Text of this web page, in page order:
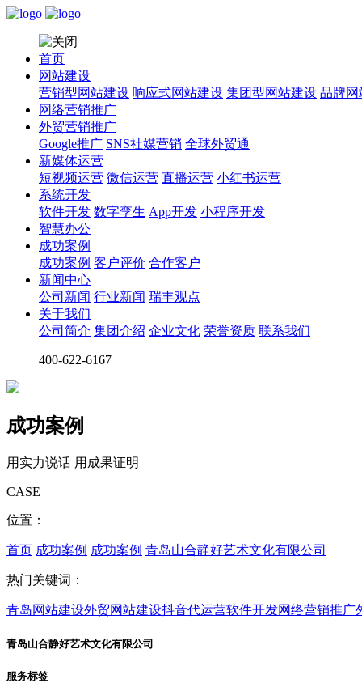
首页
网站建设
营销型网站建设 响应式网站建设 集团型网站建设 品牌网
网络营销推广
外贸营销推广
Google推广 SNS社媒营销 全球外贸通
新媒体运营
短视频运营 微信运营 直播运营 小红书运营
系统开发
软件开发 数字孪生 App开发 小程序开发
智慧办公
成功案例
成功案例 客户评价 合作客户
新闻中心
公司新闻 行业新闻 瑞丰观点
关于我们
公司简介 集团介绍 企业文化 荣誉资质 联系我们
400-622-6167
成功案例
用实力说话 用成果证明
CASE
位置：
首页 成功案例 成功案例 青岛山合静好艺术文化有限公司
热门关键词：
青岛网站建设外贸网站建设抖音代运营软件开发网络营销推广
青岛山合静好艺术文化有限公司
服务标签